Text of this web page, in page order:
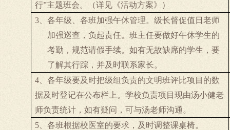
行”主题班会。（详见《活动方案》）
3、各年级、各班加强午休管理。级长督促值日老师
加强巡查，负起责任。班主任要做好午休学生的
考勤，规范请假手续。如有无故缺席的学生，要
了解其行踪，并及时联系家长。
4 、各年级要及时把级组负责的文明班评比项目的数
据及时登记在公布栏上。学校负责项目现由汤小健老
师负责统计，如有疑问，可与汤老师沟通。
5 、各班根据校医室的要求，及时调整课桌椅。